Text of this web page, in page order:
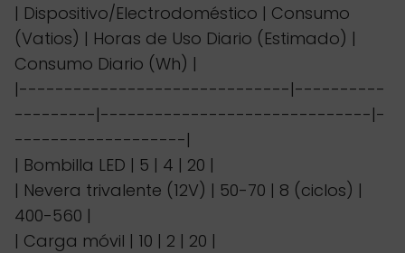
| Dispositivo/Electrodoméstico | Consumo
(Vatios) | Horas de Uso Diario (Estimado) |
Consumo Diario (Wh) |
|------------------------------|----------
---------|------------------------------|-
-------------------|
| Bombilla LED | 5 | 4 | 20 |
| Nevera trivalente (12V) | 50-70 | 8 (ciclos) |
400-560 |
| Carga móvil | 10 | 2 | 20 |